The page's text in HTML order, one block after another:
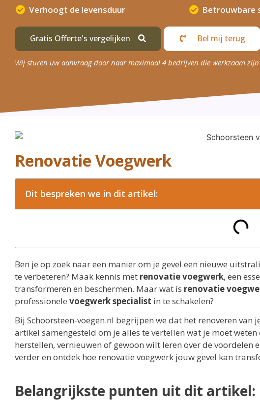
Verhoogt de levensduur
Betrouwbare
Gratis Offerte's vergelijken Bel mij terug
Wij sturen uw aanvraag door naar maximaal 4 bedrijven die werkzaam
Renovatie Voegwerk
Dit bespreken we in dit artikel:
Ben je op zoek naar een manier om je gevel een nieuwe
te verbeteren? Maak kennis met renovatie voegwerk, een
transformeren en beschermen. Maar wat is renovatie
professionele voegwerk specialist in te schakelen?
Bij Schoorsteen-voegen.nl begrijpen we dat het renoveren
artikel samengesteld om je alles te vertellen wat je moet weten
herstellen, vernieuwen of gewoon wilt leren over de voordelen
verder en ontdek hoe renovatie voegwerk jouw gevel kan
Belangrijkste punten uit dit artikel: